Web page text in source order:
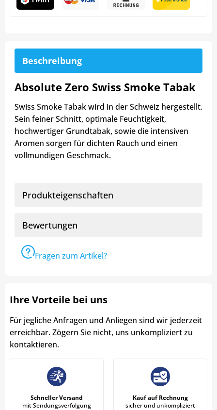
Beschreibung
Absolute Zero Swiss Smoke Tabak
Swiss Smoke Tabak wird in der Schweiz hergestellt.
Sein feiner Schnitt, optimale Feuchtigkeit,
hochwertiger Grundtabak, sowie die intensiven
Aromen sorgen für dichten Rauch und einen
vollmundigen Geschmack.
Produkteigenschaften
Bewertungen
Fragen zum Artikel?
Ihre Vorteile bei uns
Für jegliche Anfragen und Anliegen sind wir jederzeit
erreichbar. Zögern Sie nicht, uns unkompliziert zu
kontaktieren.
Schneller Versand
mit Sendungsverfolgung
Kauf auf Rechnung
sicher und unkompliziert